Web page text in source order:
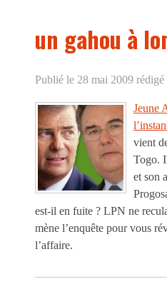
un gahou à
Publié le 28 mai 2009
Jeune
vient
Togo.
et son
est-il en fuite ? LPN ne
mène l’enquête pour vous
l’affaire.